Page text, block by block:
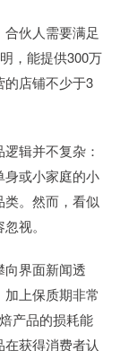
伙人需要满足
，能提供300万
的店铺不少于3
辑并不复杂：
身或小家庭的小
类。然而，看似
视。
向界面新闻透
上保质期非常
产品的损耗能
获得消费者认